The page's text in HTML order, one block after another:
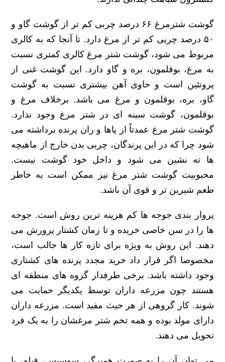
گوشت شترمرغ ۶۶ درصد چربی کم تر از گوشت گاو و
۵۰ درصد چربی کم تر از مرغ دارد. تا آنجا که به کالری
مربوط می شود، گوشت شتر مرغ کالری کمتری نسبت
به مرغ، بوقلمون، بره و گاو دارد. این گوشت غنی از
پروتئین است و حاوی آهن بیشتری نسبت به گوشت
گاو، بره، بوقلمون و مرغ می باشد. برخلاف مرغ و
بوقلمون، گوشت سینه ای در شتر مرغ وجود ندارد.
گوشت شتر مرغ عمدتاً از پاها و ران پرنده برداشته می
شود چرا که در این پرندگان، چربی بدن خارج از ماهیچه
ها ته نشین می شود و داخل خود گوشت نیست.
محبوبیت گوشت شتر مرغ نیز ممکن است به خاطر
طعم شیرین تر و قوی آن باشد.
پروار بندی جوجه ها کم هزینه ترین روش است. جوجه
ها را در سن خاصی خریده و تا زمان کشتار پرورش می
دهند. این روش به ویژه برای تازه کار ها جالب است،
مخصوصا اگر قرار داد خرید مجدد پرنده های کشتاری
وجود داشته باشد. برخی طرفدار گروه های منطقه ای
هستند چون مزرعه داران توسط یکدیگر حمایت می
شوند. کار گروهی از هر حیث مفید است. مزرعه داران
دارای مولد بوده و همه تخم شتر مرغشان را به یک فرد
تحویل می دهند.